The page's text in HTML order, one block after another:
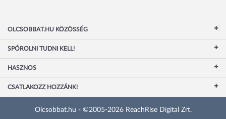
OLCSOBBAT.HU KÖZÖSSÉG
SPÓROLNI TUDNI KELL!
HASZNOS
CSATLAKOZZ HOZZÁNK!
Olcsobbat.hu - ©2005-2026 ReachRise Digital Zrt.